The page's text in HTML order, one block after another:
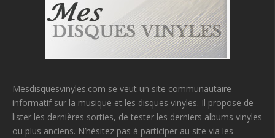
Mesdisquesvinyles.com se veut un site communautaire
informatif sur la musique et les disques vinyles. Il propose de
lister les dernières sorties, de tester les derniers albums vinyles
ou plus anciens. N’hésitez pas à participer au site via les